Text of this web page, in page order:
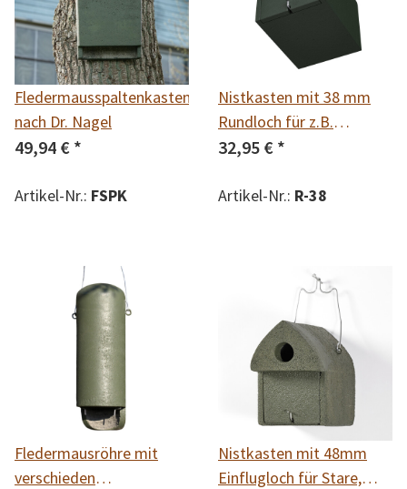
Fledermausspaltenkasten
nach Dr. Nagel
49,94 € *
Artikel-Nr.: FSPK
Nistkasten mit 38 mm
Rundloch für z.B.
Wendehals, Feld- und
32,95 € *
Artikel-Nr.: R-38
Fledermausröhre mit
verschieden
Nistkasten mit 48mm
Einflugloch für Stare,